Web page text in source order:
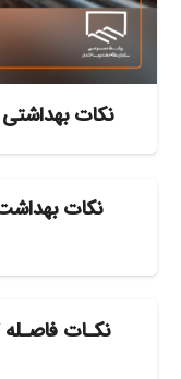
نکات بهداشتی
نکات
نکـات فاصـله